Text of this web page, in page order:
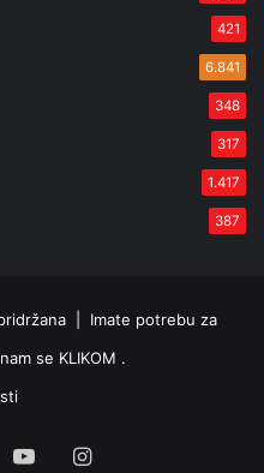
421
6.841
348
317
1.417
387
| Imate potrebu za
se KLIKOM .
YouTubeInstagram